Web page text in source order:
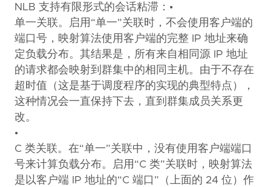
NLB 支持有限形式的会话粘滞：•
单一关联。启用“单一”关联时，不会使用客户端的
端口号，映射算法使用客户端的完整 IP 地址来确
定负载分布。其结果是，所有来自相同源 IP 地址
的请求都会映射到群集中的相同主机。由于不存在
超时值（这是基于调度程序的实现的典型特点），
这种情况会一直保持下去，直到群集成员关系更
改。
•
C 类关联。在“单一”关联中，没有使用客户端端口
号来计算负载分布。启用“C 类”关联时，映射算法
是以客户端 IP 地址的“C 端口”（上面的 24 位）作